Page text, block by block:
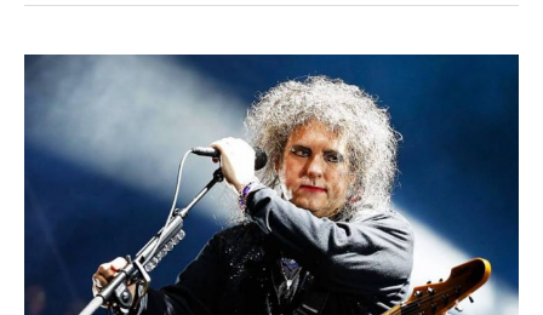
Cure